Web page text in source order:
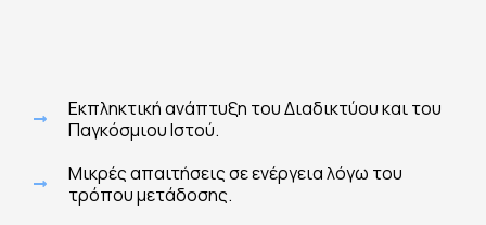
Εκπληκτική ανάπτυξη του Διαδικτύου και του
Παγκόσμιου Ιστού.
Μικρές απαιτήσεις σε ενέργεια λόγω του
τρόπου μετάδοσης.